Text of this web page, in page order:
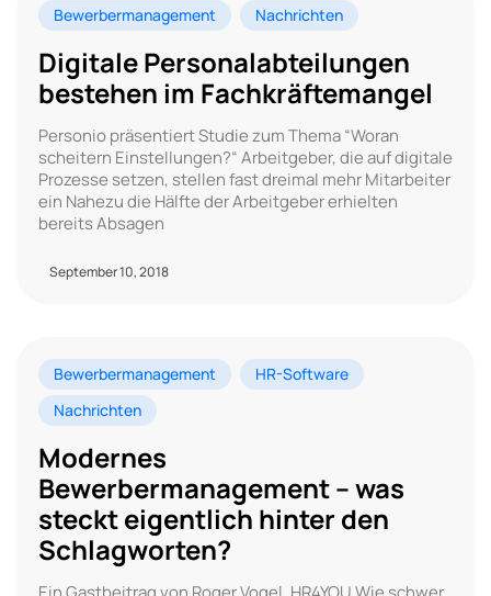
Bewerbermanagement Nachrichten
Digitale Personalabteilungen
bestehen im Fachkräftemangel
Personio präsentiert Studie zum Thema “Woran
scheitern Einstellungen?“ Arbeitgeber, die auf digitale
Prozesse setzen, stellen fast dreimal mehr Mitarbeiter
ein Nahezu die Hälfte der Arbeitgeber erhielten
bereits Absagen
September 10, 2018
Bewerbermanagement
HR-Software
Nachrichten
Modernes
Bewerbermanagement – was
steckt eigentlich hinter den
Schlagworten?